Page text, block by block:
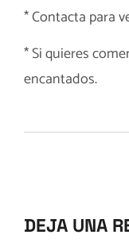
*Contacta para
* Si quieres
encantados.
DEJA UNA